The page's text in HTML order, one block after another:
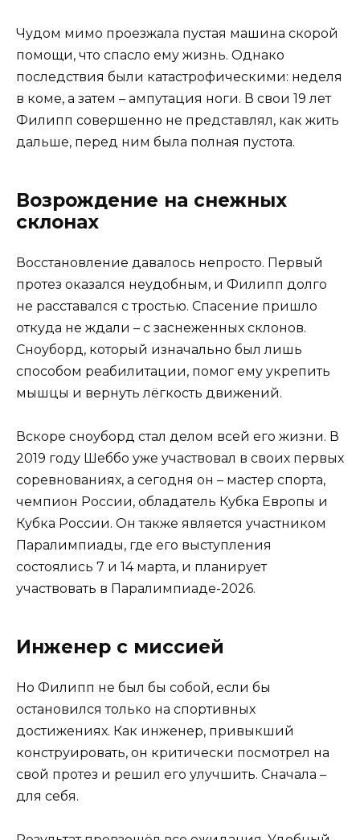
Чудом мимо проезжала пустая машина скорой
помощи, что спасло ему жизнь. Однако
последствия были катастрофическими: неделя
в коме, а затем – ампутация ноги. В свои 19 лет
Филипп совершенно не представлял, как жить
дальше, перед ним была полная пустота.
Возрождение на снежных
склонах
Восстановление давалось непросто. Первый
протез оказался неудобным, и Филипп долго
не расставался с тростью. Спасение пришло
откуда не ждали – с заснеженных склонов.
Сноуборд, который изначально был лишь
способом реабилитации, помог ему укрепить
мышцы и вернуть лёгкость движений.
Вскоре сноуборд стал делом всей его жизни. В
2019 году Шеббо уже участвовал в своих первых
соревнованиях, а сегодня он – мастер спорта,
чемпион России, обладатель Кубка Европы и
Кубка России. Он также является участником
Паралимпиады, где его выступления
состоялись 7 и 14 марта, и планирует
участвовать в Паралимпиаде-2026.
Инженер с миссией
Но Филипп не был бы собой, если бы
остановился только на спортивных
достижениях. Как инженер, привыкший
конструировать, он критически посмотрел на
свой протез и решил его улучшить. Сначала –
для себя.